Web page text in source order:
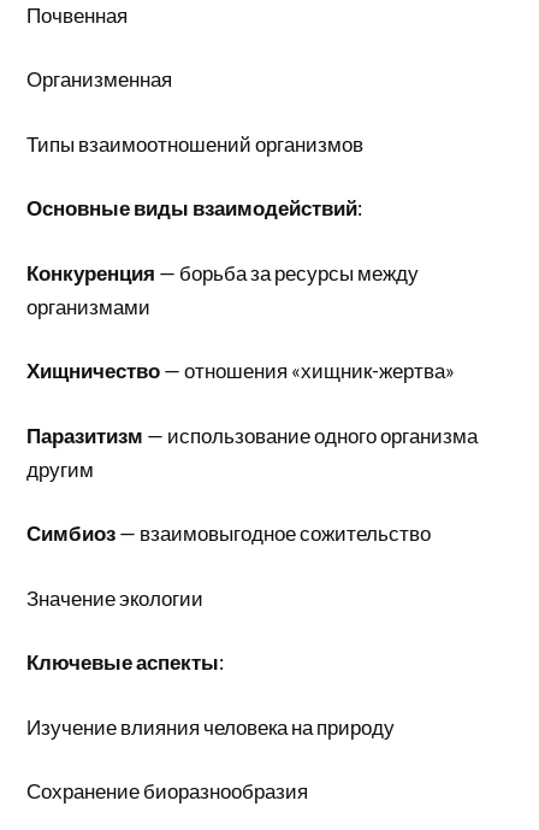
Почвенная
Организменная
Типы взаимоотношений организмов
Основные виды взаимодействий:
Конкуренция — борьба за ресурсы между
организмами
Хищничество— отношения «хищник-жертва»
Паразитизм — использование одного организма
другим
Симбиоз— взаимовыгодное сожительство
Значение экологии
Ключевые аспекты:
Изучение влияния человека на природу
Сохранение биоразнообразия